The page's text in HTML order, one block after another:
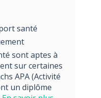
santé
sont aptes à
sur certaines
APA (Activité
un diplôme